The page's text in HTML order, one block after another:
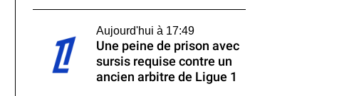
Aujourd'hui à 17:49
Une peine de prison avec
sursis requise contre un
ancien arbitre de Ligue 1